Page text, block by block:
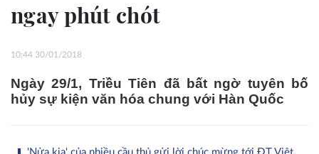
ngay phút chót
10:44 30/01/2018
Ngày 29/1, Triều Tiên đã bất ngờ tuyên bố
hủy sự kiện văn hóa chung với Hàn Quốc